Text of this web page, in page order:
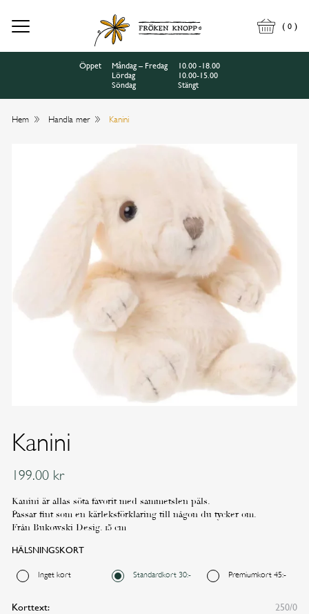
( 0 )
Öppet Måndag – Fredag
10.00 -18.00
Lördag
10.00-15.00
Söndag
Stängt
Hem Handla mer Kanini
Kanini
199.00 kr
Kanini är allas söta favorit med sammetslen päls.
Passar fint som en kärleksförklaring till någon du tycker om.
Från Bukowski Desig. 15 cm
HÄLSNINGSKORT
Inget kort Standardkort 30:- Premiumkort 45:-
Korttext: 250/0